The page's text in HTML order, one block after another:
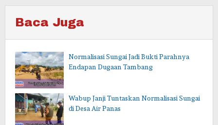
Baca Juga
Normalisasi Sungai Jadi Bukti Parahnya
Endapan Dugaan Tambang
Wabup Janji Tuntaskan Normalisasi Sungai
di Desa Air Panas